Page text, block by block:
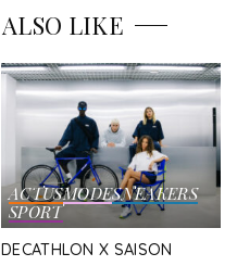
LIKE
ACTUSMODESNEAKERS
SPORT
DECATHLON X SAISON